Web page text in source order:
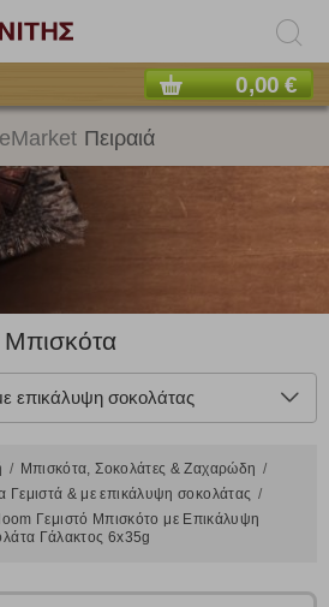
0,00 €
eMarket Πειραιά
Μπισκότα
επικάλυψη σοκολάτας
Μπισκότα, Σοκολάτες & Ζαχαρώδη
Γεμιστά & με επικάλυψη σοκολάτας
Γεμιστό Μπισκότo με Επικάλυψη
Γάλακτος 6x35g